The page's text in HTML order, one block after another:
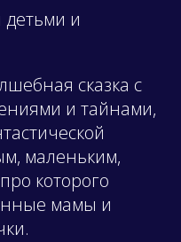
детьми и
сказка с
и тайнами,
маленьким,
которого
мамы и